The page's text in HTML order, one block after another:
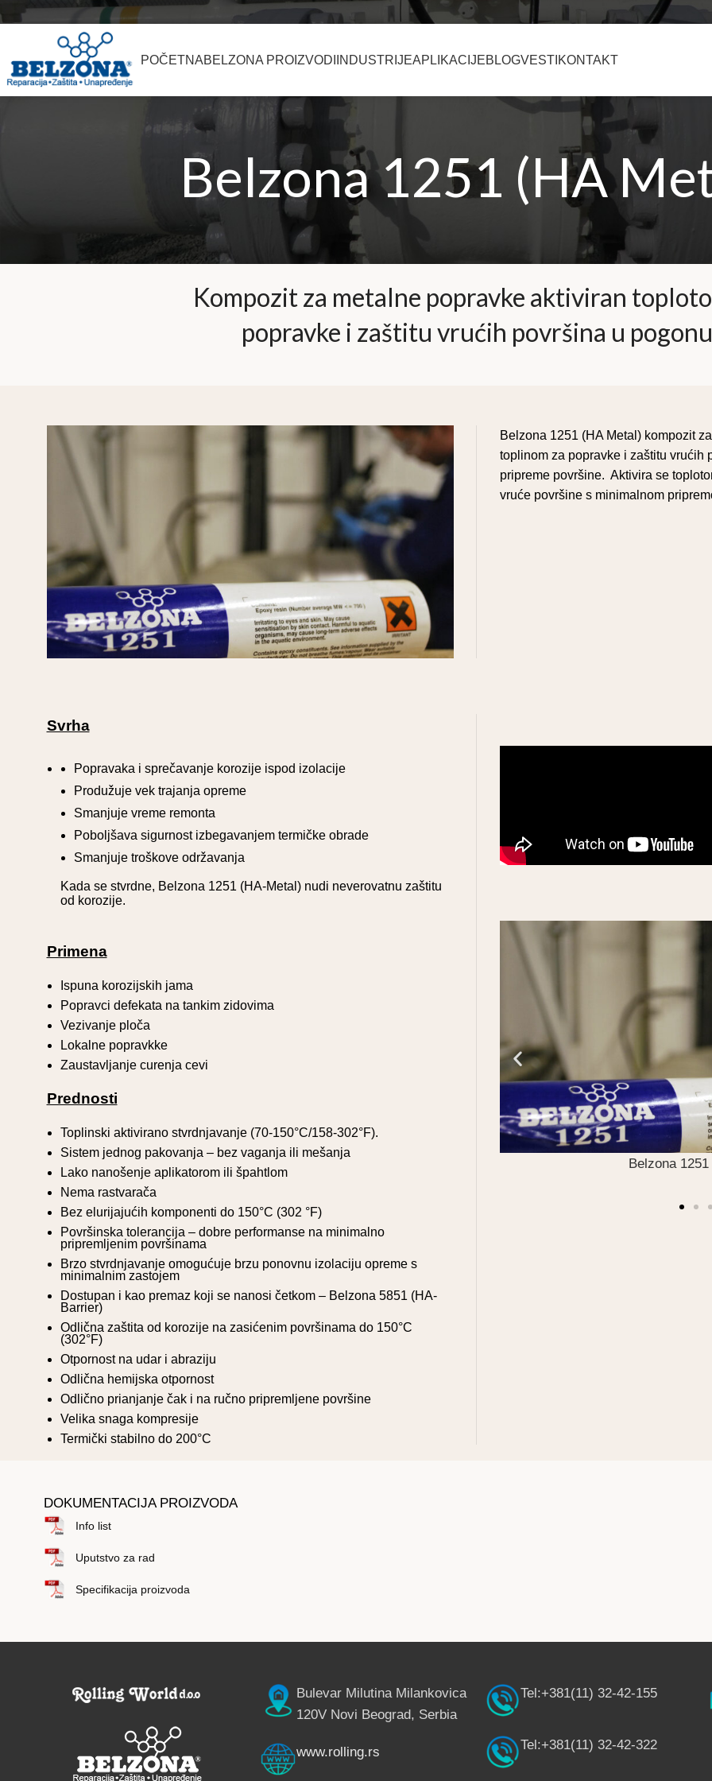
POČETNABELZONA PROIZVODI INDUSTRIJEAPLIKACIJEBLOGVESTI KONTAKT
Belzona 1251 (HA
Kompozit za metalne popravke aktiviran
popravke i zaštitu vrućih površina u pogonu
Belzona 1251 (HA Metal) kompozit
toplinom za popravke i zaštitu vrućih
pripreme površine. Aktivira se
vruće površine s minimalnom
Svrha
Popravaka i sprečavanje korozije ispod izolacije
Produžuje vek trajanja opreme
Smanjuje vreme remonta
Poboljšava sigurnost izbegavanjem termičke obrade
Smanjuje troškove održavanja
Kada se stvrdne, Belzona 1251 (HA-Metal) nudi neverovatnu zaštitu
od korozije.
Primena
Ispuna korozijskih jama
Popravci defekata na tankim zidovima
Vezivanje ploča
Lokalne popravkke
Zaustavljanje curenja cevi
Prednosti
Toplinski aktivirano stvrdnjavanje (70-150°C/158-302°F).
Sistem jednog pakovanja – bez vaganja ili mešanja
Lako nanošenje aplikatorom ili špahtlom
Nema rastvarača
Bez elurijajućih komponenti do 150°C (302 °F)
Površinska tolerancija – dobre performanse na minimalno
pripremljenim površinama
Brzo stvrdnjavanje omogućuje brzu ponovnu izolaciju opreme s
minimalnim zastojem
Dostupan i kao premaz koji se nanosi četkom – Belzona 5851 (HA-
Barrier)
Odlična zaštita od korozije na zasićenim površinama do 150°C
(302°F)
Otpornost na udar i abraziju
Odlična hemijska otpornost
Odlično prianjanje čak i na ručno pripremljene površine
Velika snaga kompresije
Termički stabilno do 200°C
prevlakom
dalja korozija.
Belzona 1251 (HA-Metal) Teška oštećenja
DOKUMENTACIJA PROIZVODA
Info list
Uputstvo za rad
Specifikacija proizvoda
Bulevar Milutina Milankovica
120V Novi Beograd, Serbia
www.rolling.rs
Tel:+381(11) 32-42-155
Tel:+381(11) 32-42-322